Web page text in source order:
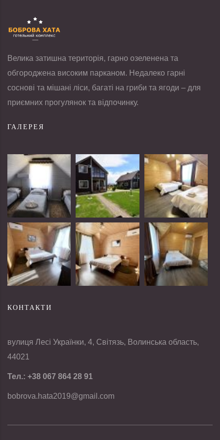
Велика затишна територія, гарно озеленена та
обгороджена високим парканом. Недалеко гарні
соснові та мішані ліси, багаті на гриби та ягоди – для
приємних прогулянок та відпочинку.
ГАЛЕРЕЯ
КОНТАКТИ
вулиця Лесі Українки, 4, Світязь, Волинська область,
44021
Тел.: +38 067 864 28 91
bobrova.hata2019@gmail.com